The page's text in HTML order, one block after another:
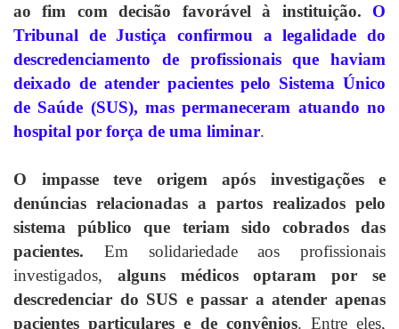
ao fim com decisão favorável à instituição.
O
Tribunal de Justiça confirmou a legalidade do
descredenciamento de profissionais que haviam
deixado de atender pacientes pelo Sistema Único
de Saúde (SUS), mas permaneceram atuando no
hospital por força de uma liminar.
O impasse teve origem após investigações e
denúncias relacionadas a partos realizados pelo
sistema público que teriam sido cobrados das
pacientes. Em solidariedade aos profissionais
investigados, alguns médicos optaram por se
descredenciar do SUS e passar a atender apenas
pacientes particulares e de convênios. Entre eles,